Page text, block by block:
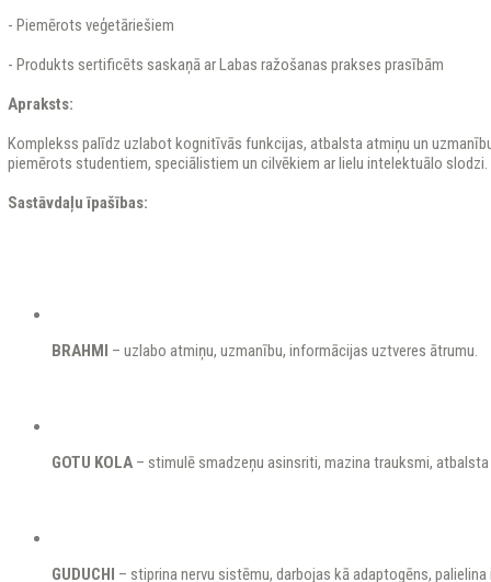
- Piemērots veģetāriešiem
- Produkts sertificēts saskaņā ar Labas ražošanas prakses prasībām
Apraksts:
Komplekss palīdz uzlabot kognitīvās funkcijas, atbalsta atmiņu un
piemērots studentiem, speciālistiem un cilvēkiem ar lielu intelektuālo slodzi.
Sastāvdaļu īpašības:
BRAHMI – uzlabo atmiņu, uzmanību, informācijas uztveres ātrumu.
GOTU KOLA– stimulē smadzeņu asinsriti, mazina trauksmi,
GUDUCHI – stiprina nervu sistēmu, darbojas kā adaptogēns,